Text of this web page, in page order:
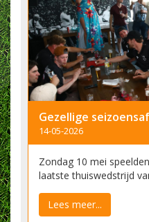
14-05-2026
Zondag 10 mei
laatste thuiswedstrijd
Lees meer...